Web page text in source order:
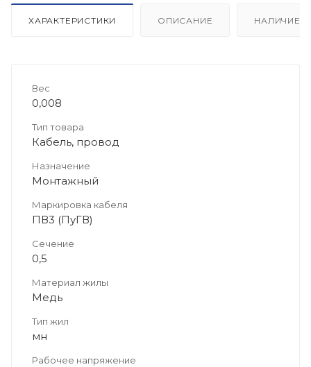
ХАРАКТЕРИСТИКИ ОПИСАНИЕ НАЛИЧИЕ
Вес
0,008
Тип товара
Кабель, провод
Назначение
Монтажный
Маркировка кабеля
ПВ3 (ПуГВ)
Сечение
0,5
Материал жилы
Медь
Тип жил
мн
Рабочее напряжение